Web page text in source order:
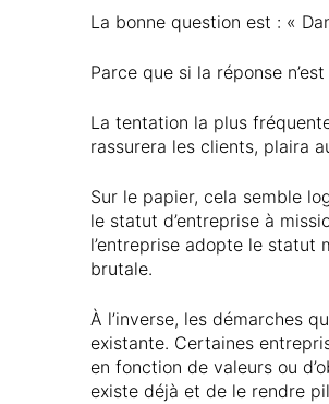
La bonne question est : «
Parce que si la réponse
La tentation la plus
rassurera les clients, plaira
Sur le papier, cela semble
le statut d’entreprise à
l’entreprise adopte le
brutale.
À l’inverse, les démarches
existante. Certaines
en fonction de valeurs ou
existe déjà et de le rendre